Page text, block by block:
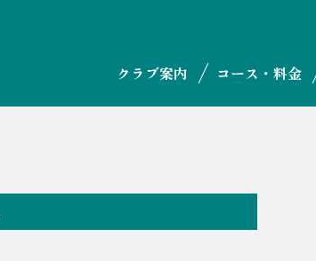
クラブ案内 コース・料金